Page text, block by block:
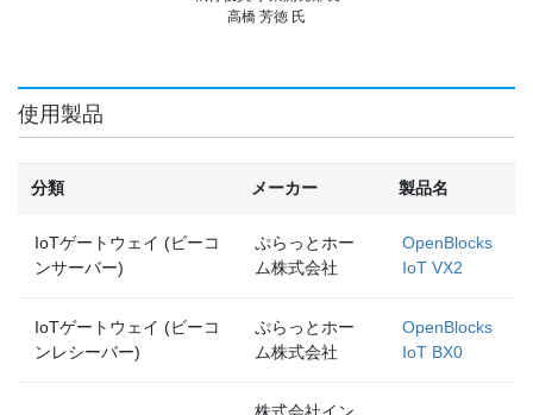
高橋 芳徳 氏
使用製品
分類 メーカー 製品名
IoTゲートウェイ (ビーコ
ンサーバー)
ぷらっとホー
ム株式会社
OpenBlocks
IoT VX2
IoTゲートウェイ (ビーコ
ンレシーバー)
ぷらっとホー
ム株式会社
OpenBlocks
IoT BX0